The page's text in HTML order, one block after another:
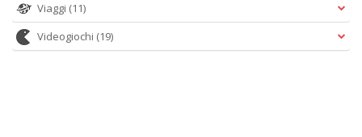
Viaggi (11)
Videogiochi (19)